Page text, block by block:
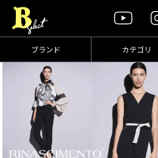
ブランド カテゴリ